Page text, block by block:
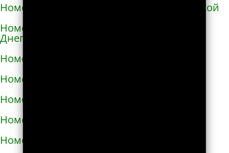
Номера телефонов такси в Каменке-Бугской
Номера телефонов такси в Каменке-
Днепровской
Номера телефонов такси в Каменском
Номера телефонов такси в Каневе
Номера телефонов такси в Карловке
Номера телефонов такси в Каховке
Номера телефонов такси в Киверцах